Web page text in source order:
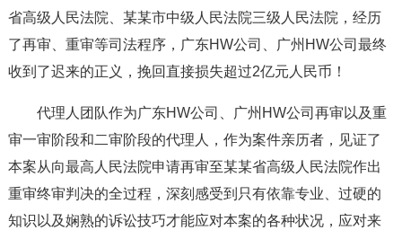
省高级人民法院、某某市中级人民法院三级人民法院，经历
了再审、重审等司法程序，广东HW公司、广州HW公司最终
收到了迟来的正义，挽回直接损失超过2亿元人民币！
代理人团队作为广东HW公司、广州HW公司再审以及重
审一审阶段和二审阶段的代理人，作为案件亲历者，见证了
本案从向最高人民法院申请再审至某某省高级人民法院作出
重审终审判决的全过程，深刻感受到只有依靠专业、过硬的
知识以及娴熟的诉讼技巧才能应对本案的各种状况，应对来